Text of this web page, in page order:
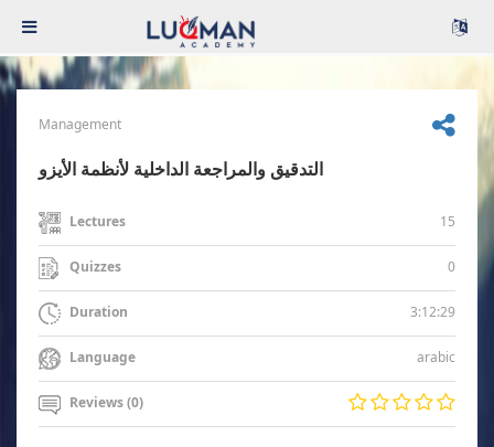
Management
التدقيق والمراجعة الداخلية لأنظمة الأيزو
Lectures 15
Quizzes 0
Duration 3:12:29
Language arabic
Reviews (0)